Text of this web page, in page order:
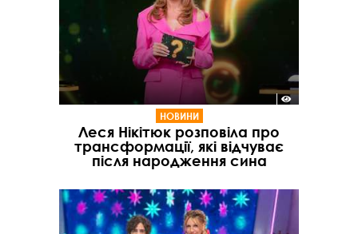
НОВИНИ
Леся Нікітюк розповіла про
трансформації, які відчуває
після народження сина